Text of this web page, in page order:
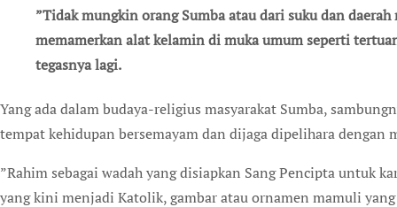
”Tidak mungkin orang Sumba atau dari suku dan
memamerkan alat kelamin di muka umum seperti
tegasnya lagi.
Yang ada dalam budaya-religius masyarakat Sumba,
tempat kehidupan bersemayam dan dijaga dipelihara dengan
”Rahim sebagai wadah yang disiapkan Sang Pencipta untuk
yang kini menjadi Katolik, gambar atau ornamen mamuli